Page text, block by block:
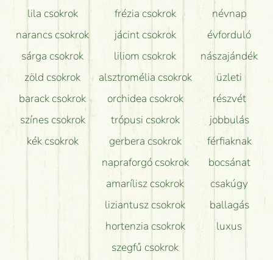
lila csokrok
narancs csokrok
sárga csokrok
zöld csokrok
barack csokrok
színes csokrok
kék csokrok
frézia csokrok
jácint csokrok
liliom csokrok
alsztromélia csokrok
orchidea csokrok
trópusi csokrok
gerbera csokrok
napraforgó csokrok
amarílisz csokrok
liziantusz csokrok
hortenzia csokrok
szegfű csokrok
névnap
évforduló
nászajándék
üzleti
részvét
jobbulás
férfiaknak
bocsánat
csakúgy
ballagás
luxus